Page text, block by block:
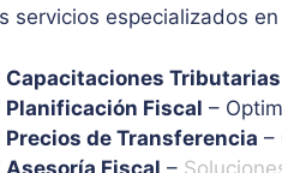
servicios especializados
Capacitaciones Tributarias
Planificación Fiscal –
Precios de Transferencia –
Asesoría Fiscal –